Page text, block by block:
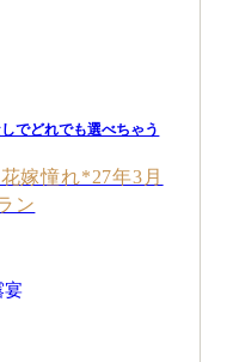
でどれでも選べちゃう
嫁憧れ*27年3月
ン
宴